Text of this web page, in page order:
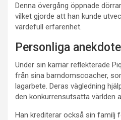
Denna övergång öppnade
vilket gjorde att han kunde
värdefull erfarenhet.
Personliga
Under sin karriär reflekterade
från sina barndomscoacher,
lagarbete. Deras vägledning
den konkurrensutsatta världen
Han krediterar också sin familj